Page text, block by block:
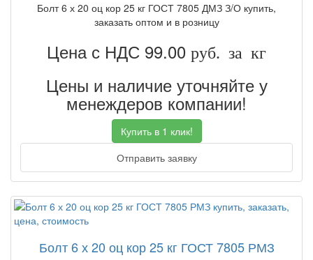
Болт 6 х 20 оц кор 25 кг ГОСТ 7805 ДМЗ З/О купить,
заказать оптом и в розницу
Цена с НДС 99.00 руб. за кг
Цены и наличие уточняйте у
менеждеров компании!
Купить в 1 клик!
Отправить заявку
Болт 6 х 20 оц кор 25 кг ГОСТ 7805 РМЗ